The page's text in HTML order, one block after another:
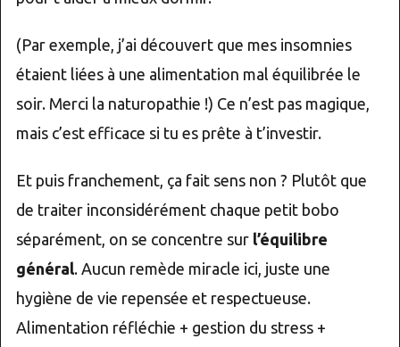
(Par exemple, j’ai découvert que mes insomnies
étaient liées à une alimentation mal équilibrée le
soir. Merci la naturopathie !) Ce n’est pas magique,
mais c’est efficace si tu es prête à t’investir.
Et puis franchement, ça fait sens non ? Plutôt que
de traiter inconsidérément chaque petit bobo
séparément, on se concentre sur l’équilibre
général. Aucun remède miracle ici, juste une
hygiène de vie repensée et respectueuse.
Alimentation réfléchie + gestion du stress +